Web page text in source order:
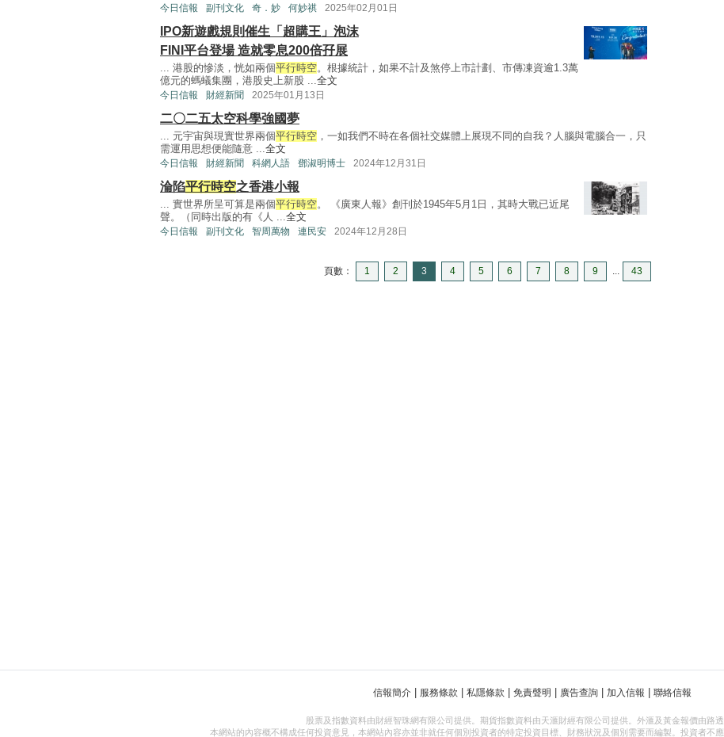
今日信報 副刊文化 奇．妙 何妙祺 2025年02月01日
IPO新遊戲規則催生「超購王」泡沫
FINI平台登場 造就零息200倍孖展
... 港股的慘淡，恍如兩個平行時空。根據統計，如果不計及煞停上市計劃、市傳凍資逾1.3萬
億元的螞蟻集團，港股史上新股 ...全文
今日信報 財經新聞 2025年01月13日
二〇二五太空科學強國夢
... 元宇宙與現實世界兩個平行時空 ，一如我們不時在各個社交媒體上展現不同的自我？人腦與電腦合一，只
需運用思想便能隨意 ...全文
今日信報 財經新聞 科網人語 鄧淑明博士 2024年12月31日
淪陷平行時空之香港小報
... 實世界所呈可算是兩個平行時空。 《廣東人報》創刊於1945年5月1日，其時大戰已近尾
聲。（同時出版的有《人 ...全文
今日信報 副刊文化 智周萬物 連民安 2024年12月28日
頁數： 1 2 3 4 5 6 7 8 9 ... 43
信報簡介 服務條款 私隱條款 免責聲明 廣告查詢 加入信報 聯絡信報
股票及指數資料由財經智珠網有限公司提供。期貨指數資料由天滙財經有限公司提供。外滙及黃金報價由路透
本網站的內容概不構成任何投資意見，本網站內容亦並非就任何個別投資者的特定投資目標、財務狀況及個別需要而編製。投資者不